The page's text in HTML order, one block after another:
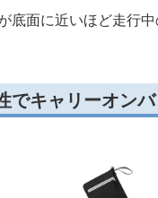
底面に近いほど走行
でキャリーオン